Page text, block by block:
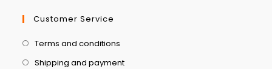
Customer Service
Terms and conditions
Shipping and payment